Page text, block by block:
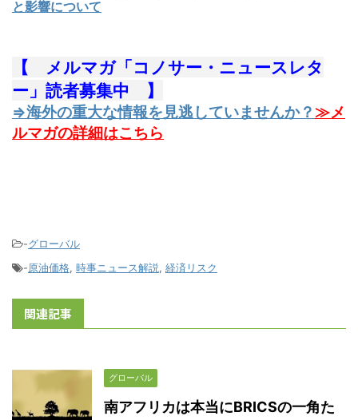
と影響について
【 メルマガ「コノサー・ニュースレタ
ー」読者募集中 】
⇒海外の重大な情報を見逃していませんか？ ≫メ
ルマガの詳細はこちら
-グローバル
-原油価格, 時事ニュース解説, 経済リスク
関連記事
グローバル
南アフリカは本当にBRICSの一角た